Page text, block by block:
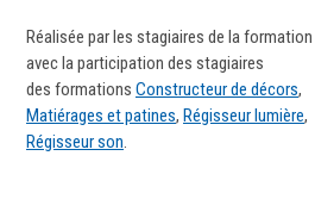
Réalisée par les stagiaires de la formation
avec la participation des stagiaires
des formations Constructeur de décors,
Matiérages et patines, Régisseur lumière,
Régisseur son.